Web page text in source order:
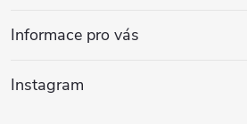
p
a
Informace pro vás
Instagram